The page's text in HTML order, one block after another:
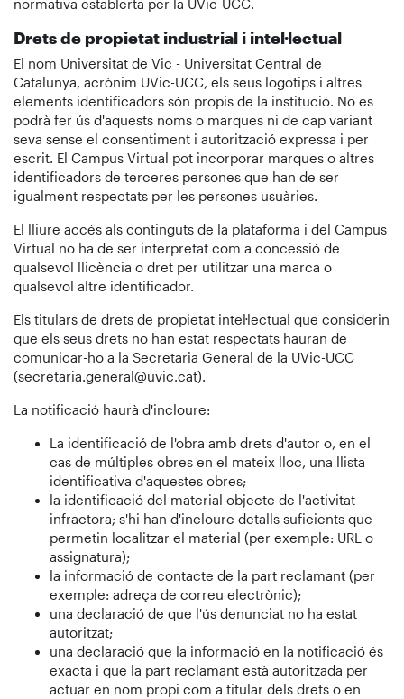
normativa establerta per la UVic-UCC.
Drets de propietat industrial i intel·lectual
El nom Universitat de Vic - Universitat Central de
Catalunya, acrònim UVic-UCC, els seus logotips i altres
elements identificadors són propis de la institució. No es
podrà fer ús d'aquests noms o marques ni de cap variant
seva sense el consentiment i autorització expressa i per
escrit. El Campus Virtual pot incorporar marques o altres
identificadors de terceres persones que han de ser
igualment respectats per les persones usuàries.
El lliure accés als continguts de la plataforma i del Campus
Virtual no ha de ser interpretat com a concessió de
qualsevol llicència o dret per utilitzar una marca o
qualsevol altre identificador.
Els titulars de drets de propietat intel·lectual que considerin
que els seus drets no han estat respectats hauran de
comunicar-ho a la Secretaria General de la UVic-UCC
(secretaria.general@uvic.cat).
La notificació haurà d'incloure:
La identificació de l'obra amb drets d'autor o, en el
cas de múltiples obres en el mateix lloc, una llista
identificativa d'aquestes obres;
la identificació del material objecte de l'activitat
infractora; s'hi han d'incloure detalls suficients que
permetin localitzar el material (per exemple: URL o
assignatura);
la informació de contacte de la part reclamant (per
exemple: adreça de correu electrònic);
una declaració de que l'ús denunciat no ha estat
autoritzat;
una declaració que la informació en la notificació és
exacta i que la part reclamant està autoritzada per
actuar en nom propi com a titular dels drets o en